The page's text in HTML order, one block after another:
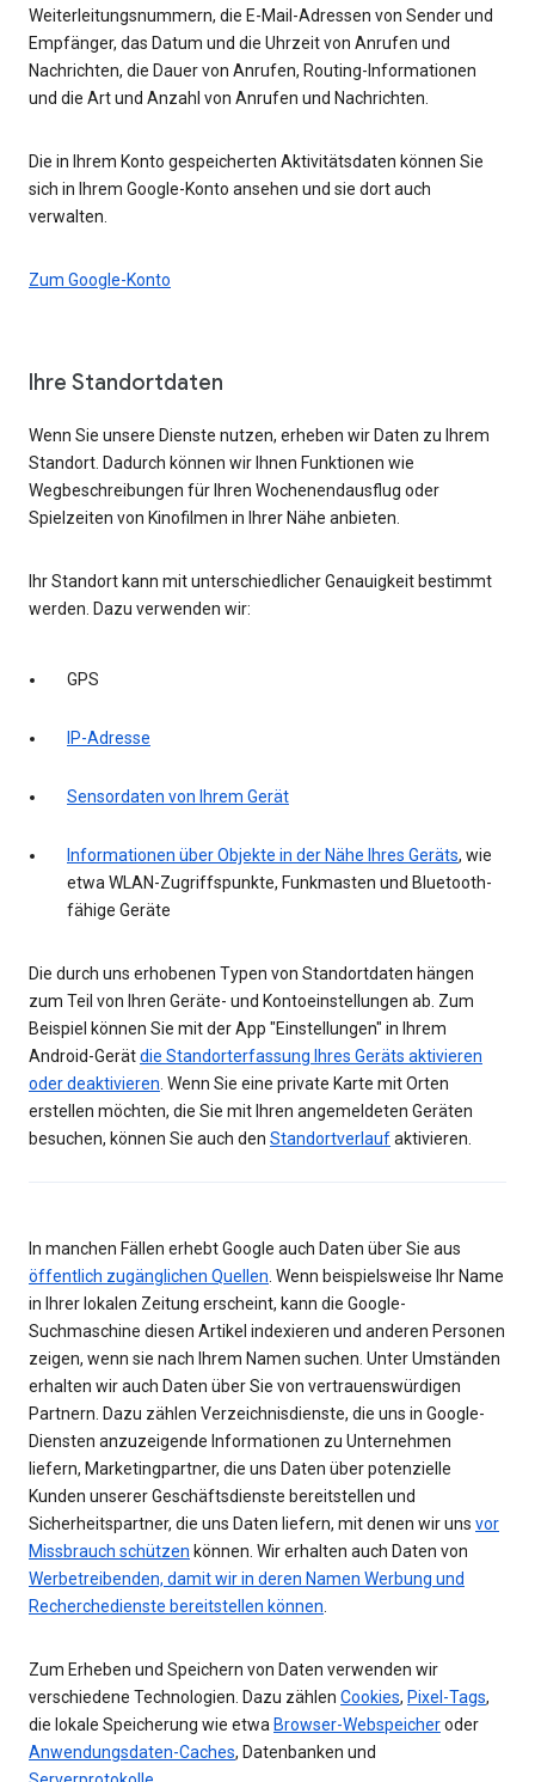
Weiterleitungsnummern, die E-Mail-Adressen von Sender und
Empfänger, das Datum und die Uhrzeit von Anrufen und
Nachrichten, die Dauer von Anrufen, Routing-Informationen
und die Art und Anzahl von Anrufen und Nachrichten.
Die in Ihrem Konto gespeicherten Aktivitätsdaten können Sie
sich in Ihrem Google-Konto ansehen und sie dort auch
verwalten.
Zum Google-Konto
Ihre Standortdaten
Wenn Sie unsere Dienste nutzen, erheben wir Daten zu Ihrem
Standort. Dadurch können wir Ihnen Funktionen wie
Wegbeschreibungen für Ihren Wochenendausflug oder
Spielzeiten von Kinofilmen in Ihrer Nähe anbieten.
Ihr Standort kann mit unterschiedlicher Genauigkeit bestimmt
werden. Dazu verwenden wir:
GPS
IP-Adresse
Sensordaten von Ihrem Gerät
Informationen über Objekte in der Nähe Ihres Geräts, wie
etwa WLAN-Zugriffspunkte, Funkmasten und Bluetooth-
fähige Geräte
Die durch uns erhobenen Typen von Standortdaten hängen
zum Teil von Ihren Geräte- und Kontoeinstellungen ab. Zum
Beispiel können Sie mit der App "Einstellungen" in Ihrem
Android-Gerätdie Standorterfassung Ihres Geräts aktivieren
oder deaktivieren. Wenn Sie eine private Karte mit Orten
erstellen möchten, die Sie mit Ihren angemeldeten Geräten
besuchen, können Sie auch den Standortverlaufaktivieren.
In manchen Fällen erhebt Google auch Daten über Sie aus
öffentlich zugänglichen Quellen. Wenn beispielsweise Ihr Name
in Ihrer lokalen Zeitung erscheint, kann die Google-
Suchmaschine diesen Artikel indexieren und anderen Personen
zeigen, wenn sie nach Ihrem Namen suchen. Unter Umständen
erhalten wir auch Daten über Sie von vertrauenswürdigen
Partnern. Dazu zählen Verzeichnisdienste, die uns in Google-
Diensten anzuzeigende Informationen zu Unternehmen
liefern, Marketingpartner, die uns Daten über potenzielle
Kunden unserer Geschäftsdienste bereitstellen und
Sicherheitspartner, die uns Daten liefern, mit denen wir uns vor
Missbrauch schützen können. Wir erhalten auch Daten von
Werbetreibenden, damit wir in deren Namen Werbung und
Recherchedienste bereitstellen können.
Zum Erheben und Speichern von Daten verwenden wir
verschiedene Technologien. Dazu zählen Cookies, Pixel-Tags,
die lokale Speicherung wie etwa Browser-Webspeicheroder
Anwendungsdaten-Caches, Datenbanken und